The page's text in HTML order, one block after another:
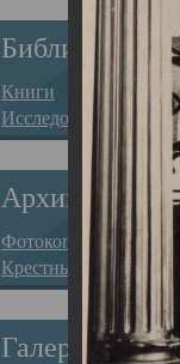
Библиотека
Книги
Исследования
Архив
Фотокопии дел
Крестные ходы
Галерея